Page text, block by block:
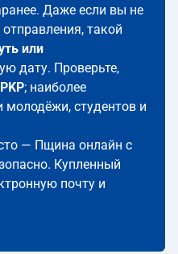
Даже если вы не
такой
или
дату. Проверьте,
; наиболее
студентов и
— Пщина онлайн с
Купленный
почту и